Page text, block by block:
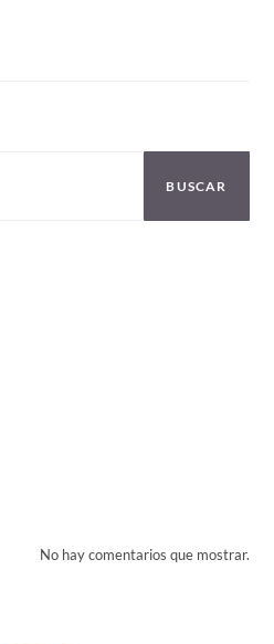
BUSCAR
No hay comentarios que mostrar.